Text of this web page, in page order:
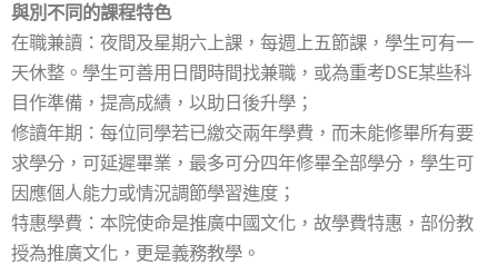
與別不同的課程特色
在職兼讀：夜間及星期六上課，每週上五節課，學生可有一
天休整。學生可善用日間時間找兼職，或為重考DSE某些科
目作準備，提高成績，以助日後升學；
修讀年期：每位同學若已繳交兩年學費，而未能修畢所有要
求學分，可延遲畢業，最多可分四年修畢全部學分，學生可
因應個人能力或情況調節學習進度；
特惠學費：本院使命是推廣中國文化，故學費特惠，部份教
授為推廣文化，更是義務教學。